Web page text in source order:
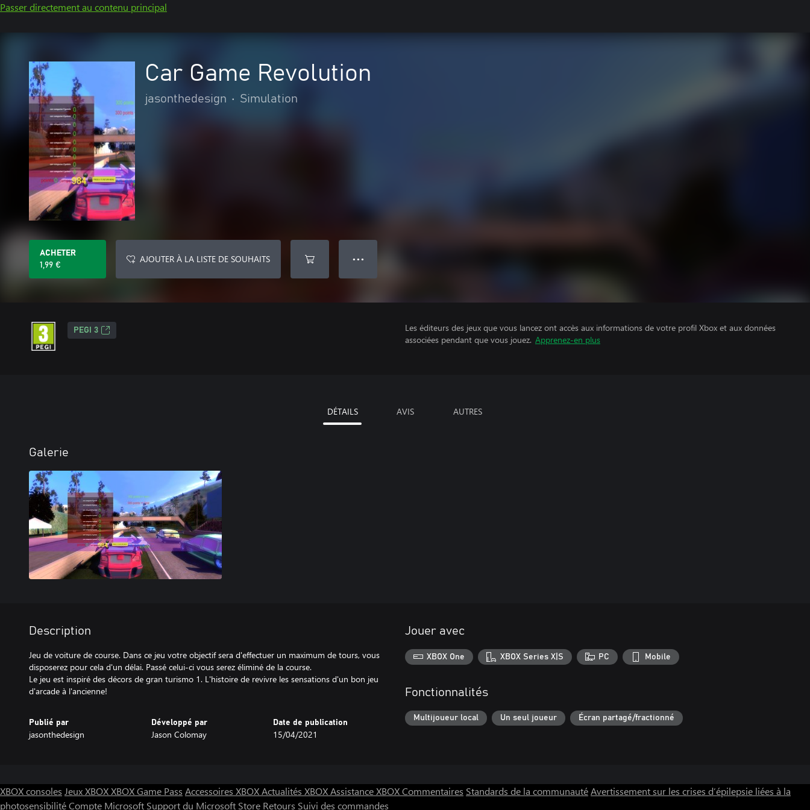
Passer directement au contenu principal
Car Game Revolution
jasonthedesign • Simulation
ACHETER
1,99 €
AJOUTER À LA LISTE DE SOUHAITS ● ● ●
PEGI 3
Les éditeurs des jeux que vous lancez ont accès aux informations de votre profil Xbox et aux données
associées pendant que vous jouez. Apprenez-en plus
DÉTAILS AVIS AUTRES
Galerie
Description
Jeu de voiture de course. Dans ce jeu votre objectif sera d'effectuer un maximum de tours, vous
disposerez pour cela d'un délai. Passé celui-ci vous serez éliminé de la course.
Le jeu est inspiré des décors de gran turismo 1. L'histoire de revivre les sensations d'un bon jeu
d'arcade à l'ancienne!
Publié par
jasonthedesign
Développé par
Jason Colomay
Date de publication
15/04/2021
Jouer avec
XBOX One XBOX Series X|S PC Mobile
Fonctionnalités
Multijoueur local Un seul joueur Écran partagé/fractionné
XBOX consoles Jeux XBOXXBOX Game Pass Accessoires XBOXActualités XBOXAssistance XBOXCommentaires Standards de la communautéAvertissement sur les crises d’épilepsie liées à la
photosensibilitéCompte Microsoft Support du Microsoft Store Retours Suivi des commandes